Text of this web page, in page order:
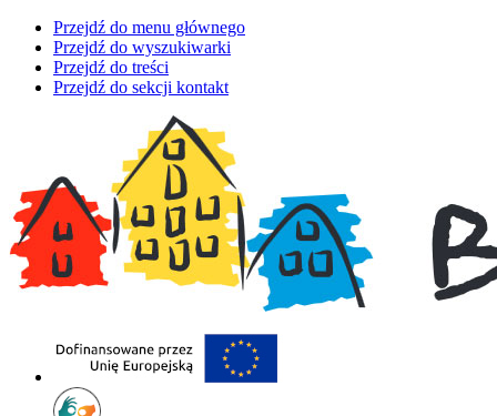
Przejdź do menu głównego
Przejdź do wyszukiwarki
Przejdź do treści
Przejdź do sekcji kontakt